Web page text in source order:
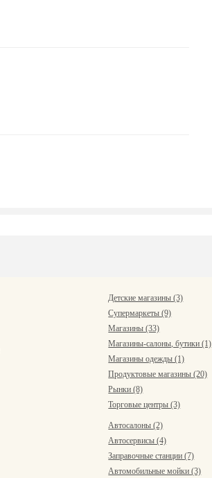
Детские магазины (3)
Супермаркеты (9)
Магазины (33)
Магазины-салоны, бутики (1)
Магазины одежды (1)
Продуктовые магазины (20)
Рынки (8)
Торговые центры (3)
Автосалоны (2)
Автосервисы (4)
Заправочные станции (7)
Автомобильные мойки (3)